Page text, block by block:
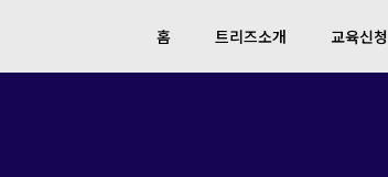
홈 트리즈소개 교육신청